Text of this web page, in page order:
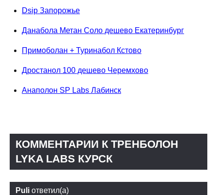
Dsip Запорожье
Данабола Метан Соло дешево Екатеринбург
Примоболан + Туринабол Кстово
Дростанол 100 дешево Черемхово
Анаполон SP Labs Лабинск
КОММЕНТАРИИ К ТРЕНБОЛОН
LYKA LABS КУРСК
Puli ответил(а)